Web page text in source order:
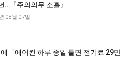
…『주의의무 소홀』
08월 07일
「에어컨 하루 종일 틀면 전기료 29만